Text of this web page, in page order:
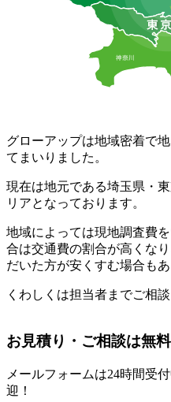
グローアップは地域密着で
てまいりました。
現在は地元である埼玉県・
リアとなっております。
地域によっては現地調査費
合は交通費の割合が高くな
だいた方が安くすむ場合もあ
くわしくは担当者までご相談
お見積り・ご相談は無
メールフォームは24時間受付
迎！